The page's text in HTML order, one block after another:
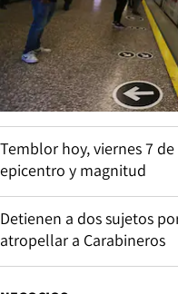
Temblor hoy, viernes 7
epicentro y magnitud
Detienen a dos sujetos
atropellar a Carabineros